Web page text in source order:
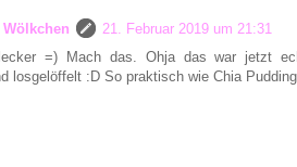
21. Februar 2019 um 21:31
=) Mach das. Ohja das war jetzt
losgelöffelt :D So praktisch wie Chia